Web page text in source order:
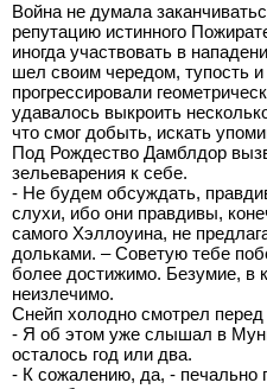
Война не думала
репутацию истинного
иногда участвовать в
шел своим чередом, тупость
прогрессировали
удавалось выкроить
что смог добыть, искать
Под Рождество Дамблдор
зельеварения к себе.
- Не будем обсуждать,
слухи, ибо они правдивы,
самого Хэллоуина, не
дольками. – Советую тебе
более достижимо. Безумие, в
неизлечимо.
Снейп холодно смотрел перед
- Я об этом уже слышал в
осталось год или два.
- К сожалению, да, - печально